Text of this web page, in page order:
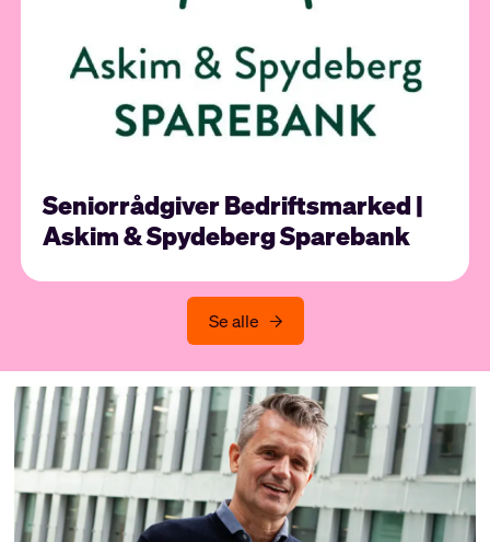
Seniorrådgiver Bedriftsmarked |
Askim & Spydeberg Sparebank
Se alle